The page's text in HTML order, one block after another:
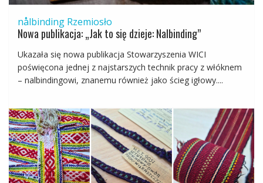
nålbinding Rzemiosło
Nowa publikacja: „Jak to się dzieje: Nalbinding”
Ukazała się nowa publikacja Stowarzyszenia WICI
poświęcona jednej z najstarszych technik pracy z włóknem
– nalbindingowi, znanemu również jako ścieg igłowy....